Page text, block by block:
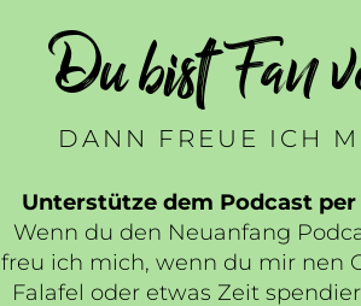
Du bist Fan
DANN FREUE ICH
Unterstütze dem Podcast per
Wenn du den Neuanfang
freu ich mich, wenn du mir nen
Falafel oder etwas Zeit